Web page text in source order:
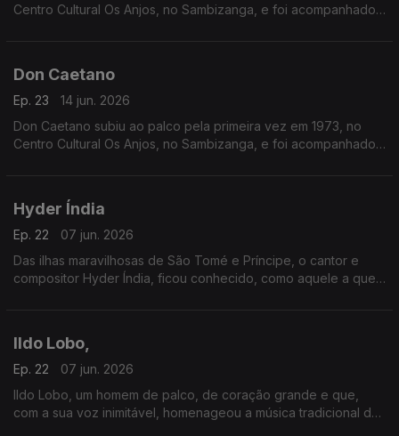
Centro Cultural Os Anjos, no Sambizanga, e foi acompanhado
Don Caetano
Ep. 23
14 jun. 2026
Don Caetano subiu ao palco pela primeira vez em 1973, no
Centro Cultural Os Anjos, no Sambizanga, e foi acompanhado
Hyder Índia
Ep. 22
07 jun. 2026
Das ilhas maravilhosas de São Tomé e Príncipe, o cantor e
compositor Hyder Índia, ficou conhecido, como aquele a quem
Ildo Lobo,
Ep. 22
07 jun. 2026
Ildo Lobo, um homem de palco, de coração grande e que,
com a sua voz inimitável, homenageou a música tradicional de